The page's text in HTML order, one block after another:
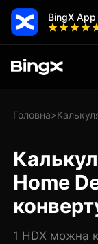
BingX App
Головна>
Home
1 HDX можна